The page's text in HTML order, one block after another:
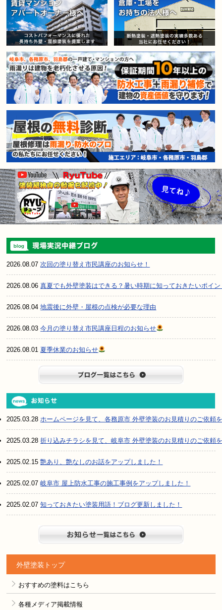
賃貸マンション・アパートオー
2026.08.07次回の塗り替え市民講座のお知らせ！
2026.08.06真夏でも外壁塗装はできる？暑い時期に知っておきたいポイン
2026.08.04地震後に外壁・屋根の点検が必要な理由
2026.08.03今月の塗り替え市民講座日程のお知らせ
2026.08.01 夏季休業のお知らせ
2025.03.28ホームページを見て、各務原市 外壁塗装のお見積りのご依頼
2025.03.28折り込みチラシを見て、岐阜市 外壁塗装のお見積りのご依頼
2025.02.15艶あり、艶なしのお話をアップしました！
2025.02.07岐阜市 屋上防水工事の施工事例をアップしました！
2025.02.07知っておきたい塗装用語！ブログ更新しました！
外壁塗装トップ
おすすめの塗料はこちら
各種メディア掲載情報